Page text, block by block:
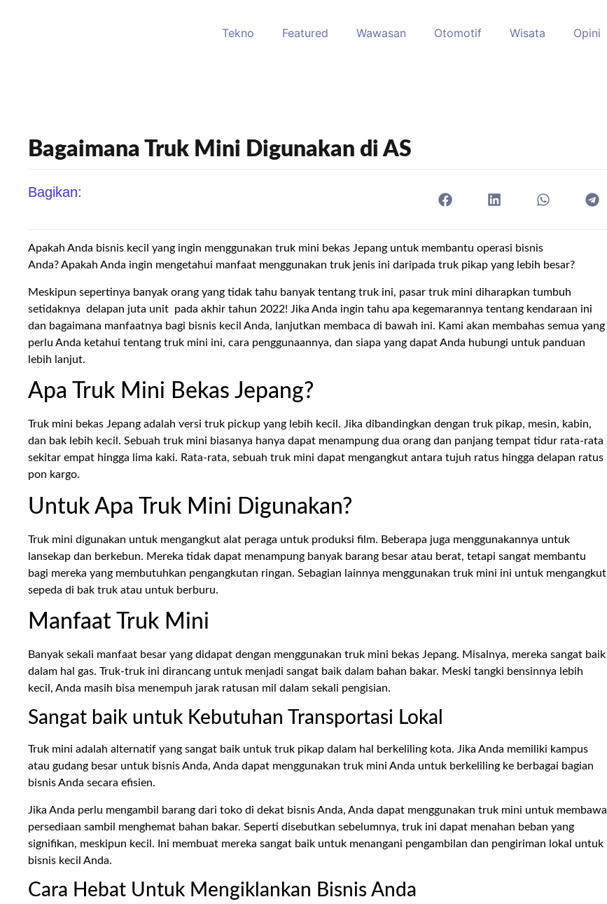
Tekno Featured Wawasan Otomotif Wisata Opini
Bagaimana Truk Mini Digunakan di AS
Bagikan:
Apakah Anda bisnis kecil yang ingin menggunakan truk mini bekas Jepang untuk membantu operasi bisnis
Anda? Apakah Anda ingin mengetahui manfaat menggunakan truk jenis ini daripada truk pikap yang lebih besar?
Meskipun sepertinya banyak orang yang tidak tahu banyak tentang truk ini, pasar truk mini diharapkan tumbuh
setidaknya delapan juta unit pada akhir tahun 2022! Jika Anda ingin tahu apa kegemarannya tentang kendaraan ini
dan bagaimana manfaatnya bagi bisnis kecil Anda, lanjutkan membaca di bawah ini. Kami akan membahas semua yang
perlu Anda ketahui tentang truk mini ini, cara penggunaannya, dan siapa yang dapat Anda hubungi untuk panduan
lebih lanjut.
Apa Truk Mini Bekas Jepang?
Truk mini bekas Jepang adalah versi truk pickup yang lebih kecil. Jika dibandingkan dengan truk pikap, mesin, kabin,
dan bak lebih kecil. Sebuah truk mini biasanya hanya dapat menampung dua orang dan panjang tempat tidur rata-rata
sekitar empat hingga lima kaki. Rata-rata, sebuah truk mini dapat mengangkut antara tujuh ratus hingga delapan ratus
pon kargo.
Untuk Apa Truk Mini Digunakan?
Truk mini digunakan untuk mengangkut alat peraga untuk produksi film. Beberapa juga menggunakannya untuk
lansekap dan berkebun. Mereka tidak dapat menampung banyak barang besar atau berat, tetapi sangat membantu
bagi mereka yang membutuhkan pengangkutan ringan. Sebagian lainnya menggunakan truk mini ini untuk mengangkut
sepeda di bak truk atau untuk berburu.
Manfaat Truk Mini
Banyak sekali manfaat besar yang didapat dengan menggunakan truk mini bekas Jepang. Misalnya, mereka sangat baik
dalam hal gas. Truk-truk ini dirancang untuk menjadi sangat baik dalam bahan bakar. Meski tangki bensinnya lebih
kecil, Anda masih bisa menempuh jarak ratusan mil dalam sekali pengisian.
Sangat baik untuk Kebutuhan Transportasi Lokal
Truk mini adalah alternatif yang sangat baik untuk truk pikap dalam hal berkeliling kota. Jika Anda memiliki kampus
atau gudang besar untuk bisnis Anda, Anda dapat menggunakan truk mini Anda untuk berkeliling ke berbagai bagian
bisnis Anda secara efisien.
Jika Anda perlu mengambil barang dari toko di dekat bisnis Anda, Anda dapat menggunakan truk mini untuk membawa
persediaan sambil menghemat bahan bakar. Seperti disebutkan sebelumnya, truk ini dapat menahan beban yang
signifikan, meskipun kecil. Ini membuat mereka sangat baik untuk menangani pengambilan dan pengiriman lokal untuk
bisnis kecil Anda.
Cara Hebat Untuk Mengiklankan Bisnis Anda